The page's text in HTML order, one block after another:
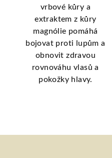
vrbové kůry a
extraktem z kůry
magnólie pomáhá
bojovat proti lupům a
obnovit zdravou
rovnováhu vlasů a
pokožky hlavy.